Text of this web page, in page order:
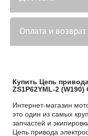
Оплата и возврат
Купить Цепь
ZS1P62YML-2 (W190)
Интернет-магазин
это один из самых
запчастей и
Цепь привода